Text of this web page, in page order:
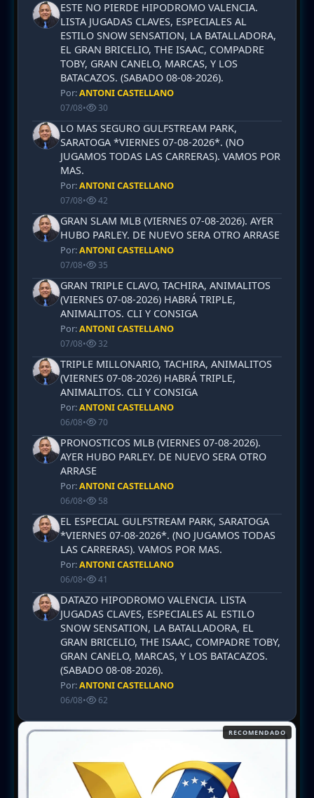
ESTE NO PIERDE HIPODROMO VALENCIA.
LISTA JUGADAS CLAVES, ESPECIALES AL
ESTILO SNOW SENSATION, LA BATALLADORA,
EL GRAN BRICELIO, THE ISAAC, COMPADRE
TOBY, GRAN CANELO, MARCAS, Y LOS
BATACAZOS. (SABADO 08-08-2026).
Por:ANTONI CASTELLANO
07/08• 30
LO MAS SEGURO GULFSTREAM PARK,
SARATOGA *VIERNES 07-08-2026*. (NO
JUGAMOS TODAS LAS CARRERAS). VAMOS POR
MAS.
Por:ANTONI CASTELLANO
07/08• 42
GRAN SLAM MLB (VIERNES 07-08-2026). AYER
HUBO PARLEY. DE NUEVO SERA OTRO ARRASE
Por:ANTONI CASTELLANO
07/08• 35
GRAN TRIPLE CLAVO, TACHIRA, ANIMALITOS
(VIERNES 07-08-2026) HABRÁ TRIPLE,
ANIMALITOS. CLI Y CONSIGA
Por:ANTONI CASTELLANO
07/08• 32
TRIPLE MILLONARIO, TACHIRA, ANIMALITOS
(VIERNES 07-08-2026) HABRÁ TRIPLE,
ANIMALITOS. CLI Y CONSIGA
Por:ANTONI CASTELLANO
06/08• 70
PRONOSTICOS MLB (VIERNES 07-08-2026).
AYER HUBO PARLEY. DE NUEVO SERA OTRO
ARRASE
Por:ANTONI CASTELLANO
06/08• 58
EL ESPECIAL GULFSTREAM PARK, SARATOGA
*VIERNES 07-08-2026*. (NO JUGAMOS TODAS
LAS CARRERAS). VAMOS POR MAS.
Por:ANTONI CASTELLANO
06/08• 41
DATAZO HIPODROMO VALENCIA. LISTA
JUGADAS CLAVES, ESPECIALES AL ESTILO
SNOW SENSATION, LA BATALLADORA, EL
GRAN BRICELIO, THE ISAAC, COMPADRE TOBY,
GRAN CANELO, MARCAS, Y LOS BATACAZOS.
(SABADO 08-08-2026).
Por:ANTONI CASTELLANO
06/08• 62
RECOMENDADO